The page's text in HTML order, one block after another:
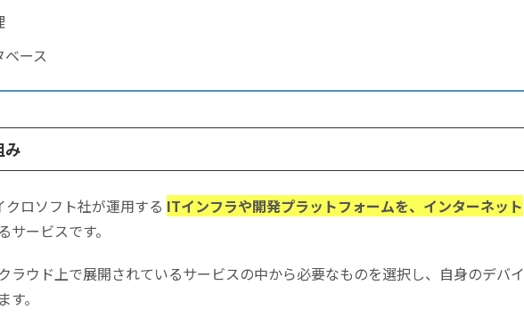
ベース
ロソフト社が運用する ITインフラや開発プラットフォームを、インターネット
サービスです。
ラウド上で展開されているサービスの中から必要なものを選択し、自身のデバイ
。